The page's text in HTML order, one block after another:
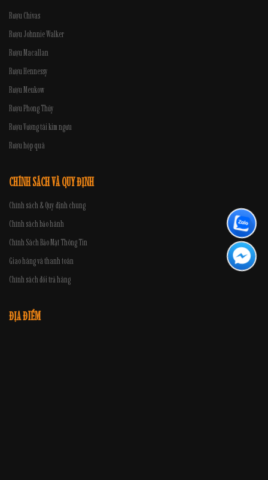
Rượu Chivas
Rượu Johnnie Walker
Rượu Macallan
Rượu Hennessy
Rượu Meukow
Rượu Phong Thủy
Rượu Vương tài kim ngưu
Rượu hộp quà
CHÍNH SÁCH VÀ QUY ĐỊNH
Chính sách & Quy định chung
Chính sách bảo hành
Chính Sách Bảo Mật Thông Tin
Giao hàng và thanh toán
Chính sách đổi trả hàng
ĐỊA ĐIỂM